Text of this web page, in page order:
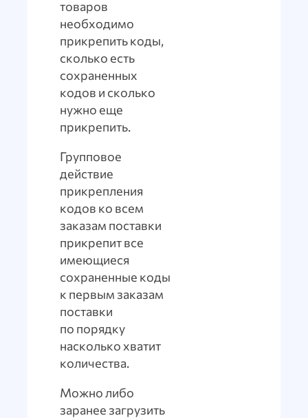
товаров
необходимо
прикрепить коды,
сколько есть
сохраненных
кодов и сколько
нужно еще
прикрепить.
Групповое
действие
прикрепления
кодов ко всем
заказам поставки
прикрепит все
имеющиеся
сохраненные коды
к первым заказам
поставки
по порядку
насколько хватит
количества.
Можно либо
заранее загрузить